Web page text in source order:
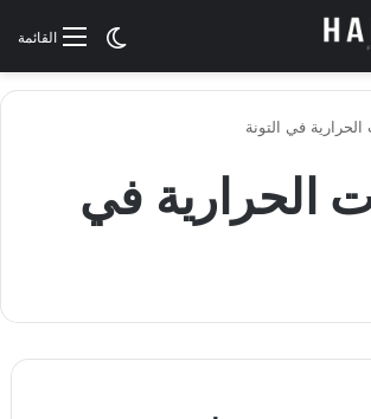
القائمةالوضع
في التونة
الحرارية في